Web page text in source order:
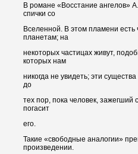
В романе «Восстание ангелов»
спички со
Вселенной. В этом пламени
планетам; на
некоторых частицах живут,
которых нам
никогда не увидеть; эти
до
тех пор, пока человек, зажегший
погасит
его.
Такие «свободные аналогии»
произведении.